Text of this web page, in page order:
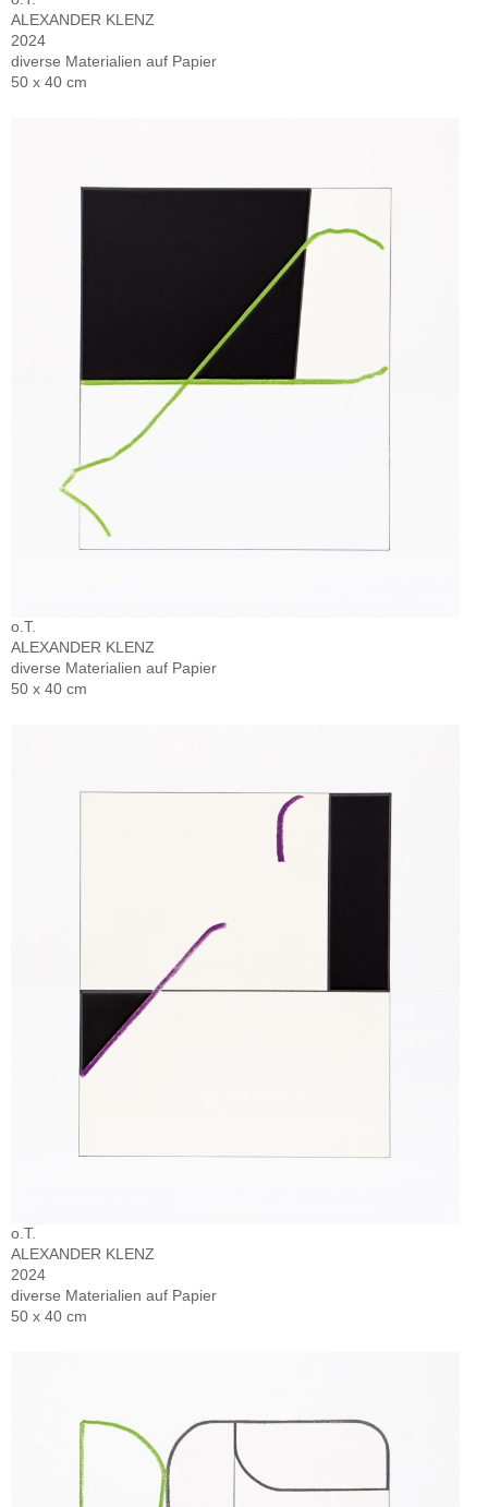
ALEXANDER KLENZ
2024
diverse Materialien auf Papier
50 x 40 cm
o.T.
ALEXANDER KLENZ
diverse Materialien auf Papier
50 x 40 cm
o.T.
ALEXANDER KLENZ
2024
diverse Materialien auf Papier
50 x 40 cm